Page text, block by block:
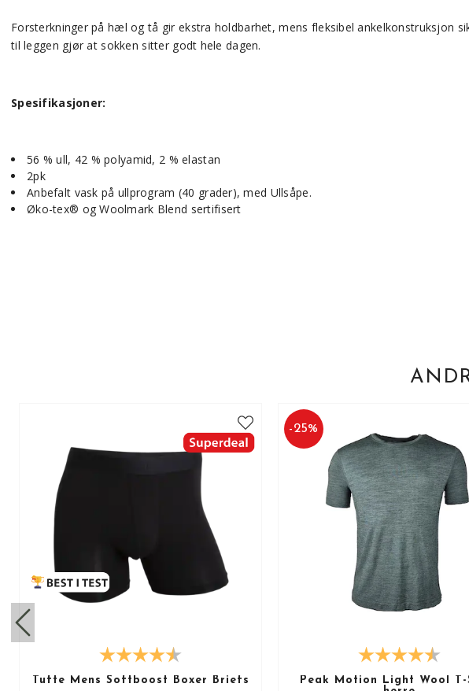
Forsterkninger på hæl og tå gir ekstra holdbarhet, mens fleksibel ankelkonstruksjon
til leggen gjør at sokken sitter godt hele dagen.
Spesifikasjoner:
56 % ull, 42 % polyamid, 2 % elastan
2pk
Anbefalt vask på ullprogram (40 grader), med Ullsåpe.
Øko-tex® og Woolmark Blend sertifisert
Tufte Mens Softboost Boxer Briefs
-25%
Peak Motion Light Wool T-